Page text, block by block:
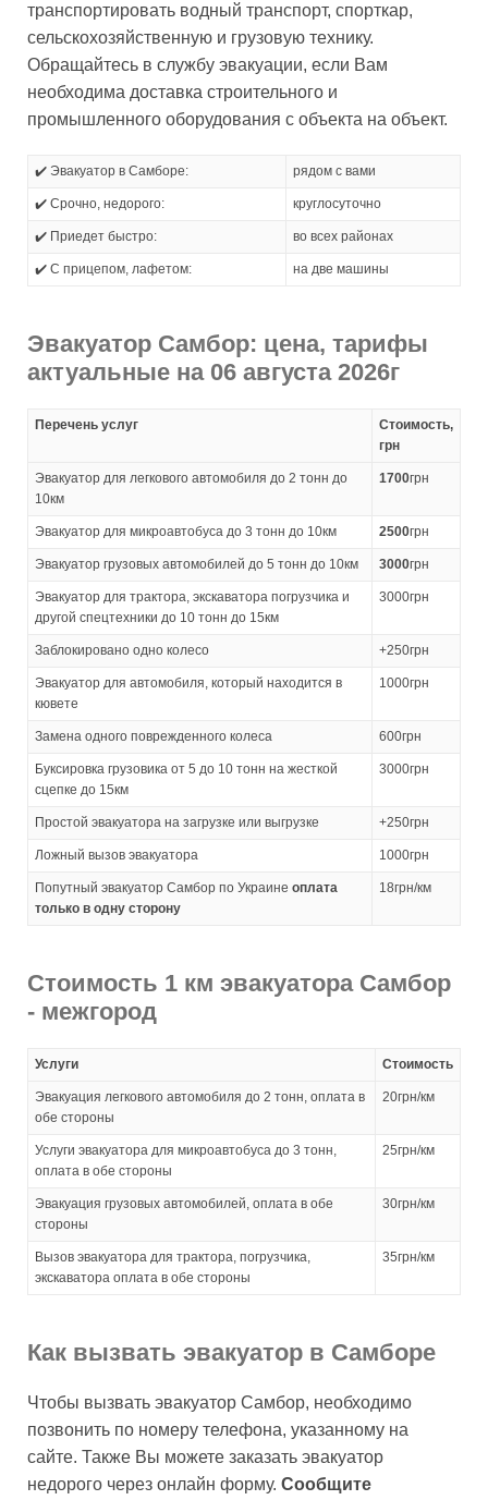
транспортировать водный транспорт, спорткар,
сельскохозяйственную и грузовую технику.
Обращайтесь в службу эвакуации, если Вам
необходима доставка строительного и
промышленного оборудования с объекта на объект.
✔️ Эвакуатор в Самборе: рядом с вами
✔️ Срочно, недорого: круглосуточно
✔️ Приедет быстро: во всех районах
✔️ С прицепом, лафетом: на две машины
Эвакуатор Самбор: цена, тарифы
актуальные на 06 августа 2026г
Перечень услуг
Стоимость,
грн
Эвакуатор для легкового автомобиля до 2 тонн до
10км
1700грн
Эвакуатор для микроавтобуса до 3 тонн до 10км 2500грн
Эвакуатор грузовых автомобилей до 5 тонн до 10км 3000грн
Эвакуатор для трактора, экскаватора погрузчика и
другой спецтехники до 10 тонн до 15км
3000грн
Заблокировано одно колесо +250грн
Эвакуатор для автомобиля, который находится в
кювете
1000грн
Замена одного поврежденного колеса 600грн
Буксировка грузовика от 5 до 10 тонн на жесткой
сцепке до 15км
3000грн
Простой эвакуатора на загрузке или выгрузке +250грн
Ложный вызов эвакуатора 1000грн
Попутный эвакуатор Самбор по Украине оплата
только в одну сторону
18грн/км
Стоимость 1 км эвакуатора Самбор
- межгород
Услуги Стоимость
Эвакуация легкового автомобиля до 2 тонн, оплата в
обе стороны
20грн/км
Услуги эвакуатора для микроавтобуса до 3 тонн,
оплата в обе стороны
25грн/км
Эвакуация грузовых автомобилей, оплата в обе
стороны
30грн/км
Вызов эвакуатора для трактора, погрузчика,
экскаватора оплата в обе стороны
35грн/км
Как вызвать эвакуатор в Самборе
Чтобы вызвать эвакуатор Самбор, необходимо
позвонить по номеру телефона, указанному на
сайте. Также Вы можете заказать эвакуатор
недорого через онлайн форму. Сообщите